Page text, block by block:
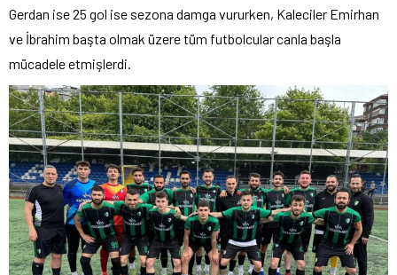
Gerdan ise 25 gol ise sezona damga vururken, Kaleciler Emirhan
ve İbrahim başta olmak üzere tüm futbolcular canla başla
mücadele etmişlerdi.